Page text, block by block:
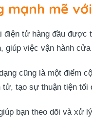
mạnh mẽ
điện tử hàng đầu được
giúp việc vận hành
cũng là một điểm
tử, tạo sự thuận tiện tối
bạn theo dõi và xử